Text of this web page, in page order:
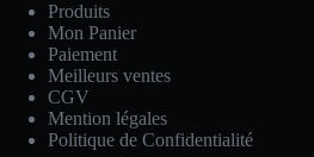
Produits
Mon Panier
Paiement
Meilleurs ventes
CGV
Mention légales
Politique de Confidentialité